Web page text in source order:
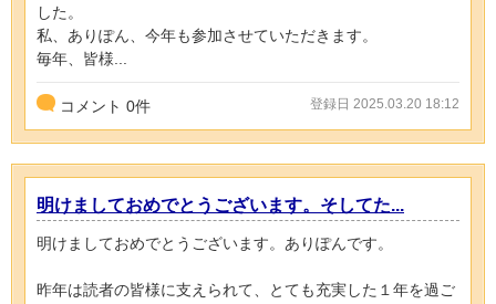
した。
私、ありぽん、今年も参加させていただきます。
毎年、皆様...
コメント 0件 登録日 2025.03.20 18:12
明けましておめでとうございます。そしてた...
明けましておめでとうございます。ありぽんです。
昨年は読者の皆様に支えられて、とても充実した１年を過ご